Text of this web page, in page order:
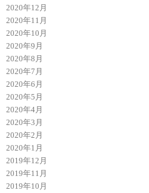
2020年12月
2020年11月
2020年10月
2020年9月
2020年8月
2020年7月
2020年6月
2020年5月
2020年4月
2020年3月
2020年2月
2020年1月
2019年12月
2019年11月
2019年10月